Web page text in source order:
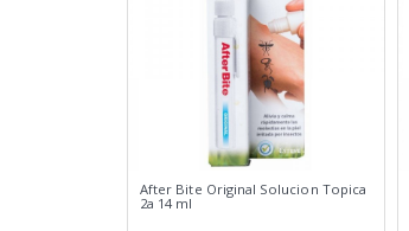
After Bite Original Solucion Topica
2a 14 ml